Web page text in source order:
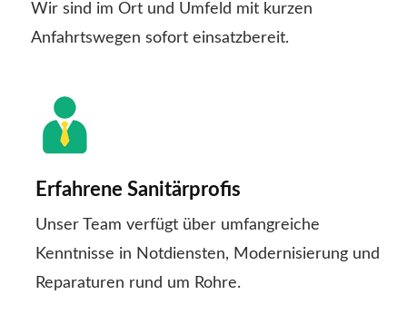
Wir sind im Ort und Umfeld mit kurzen
Anfahrtswegen sofort einsatzbereit.
Erfahrene Sanitärprofis
Unser Team verfügt über umfangreiche
Kenntnisse in Notdiensten, Modernisierung und
Reparaturen rund um Rohre.